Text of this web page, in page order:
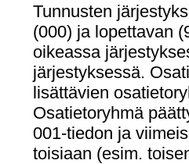
Tunnusten
(000) ja lopettavan
oikeassa
järjestyksessä.
lisättävien
Osatietoryhmä
001-tiedon ja
toisiaan (esim.